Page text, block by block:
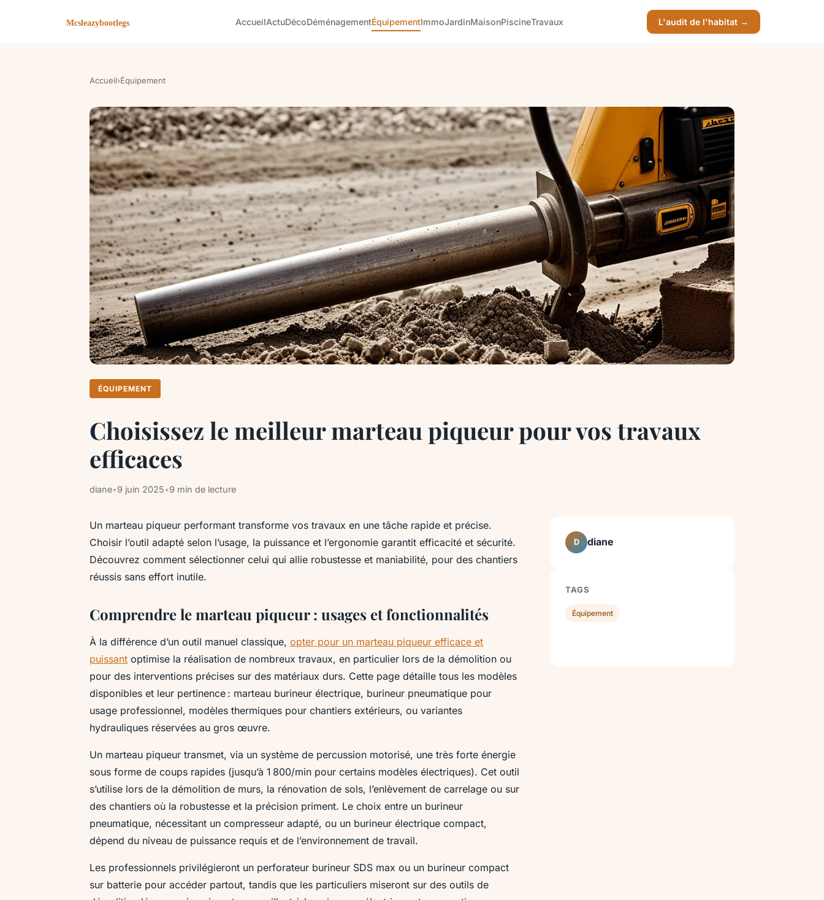
AccueilActuDécoDéménagementÉquipementImmoJardinMaisonPiscineTravaux L'audit de l'habitat →
Accueil›Équipement
ÉQUIPEMENT
Choisissez le meilleur marteau piqueur pour vos travaux
efficaces
diane•9 juin 2025•9 min de lecture
Un marteau piqueur performant transforme vos travaux en une tâche rapide et précise.
Choisir l’outil adapté selon l’usage, la puissance et l’ergonomie garantit efficacité et sécurité.
Découvrez comment sélectionner celui qui allie robustesse et maniabilité, pour des chantiers
réussis sans effort inutile.
Comprendre le marteau piqueur : usages et fonctionnalités
À la différence d’un outil manuel classique, opter pour un marteau piqueur efficace et
puissant optimise la réalisation de nombreux travaux, en particulier lors de la démolition ou
pour des interventions précises sur des matériaux durs. Cette page détaille tous les modèles
disponibles et leur pertinence : marteau burineur électrique, burineur pneumatique pour
usage professionnel, modèles thermiques pour chantiers extérieurs, ou variantes
hydrauliques réservées au gros œuvre.
Un marteau piqueur transmet, via un système de percussion motorisé, une très forte énergie
sous forme de coups rapides (jusqu’à 1 800/min pour certains modèles électriques). Cet outil
s’utilise lors de la démolition de murs, la rénovation de sols, l’enlèvement de carrelage ou sur
des chantiers où la robustesse et la précision priment. Le choix entre un burineur
pneumatique, nécessitant un compresseur adapté, ou un burineur électrique compact,
dépend du niveau de puissance requis et de l’environnement de travail.
Les professionnels privilégieront un perforateur burineur SDS max ou un burineur compact
sur batterie pour accéder partout, tandis que les particuliers miseront sur des outils de
D diane
TAGS
Équipement